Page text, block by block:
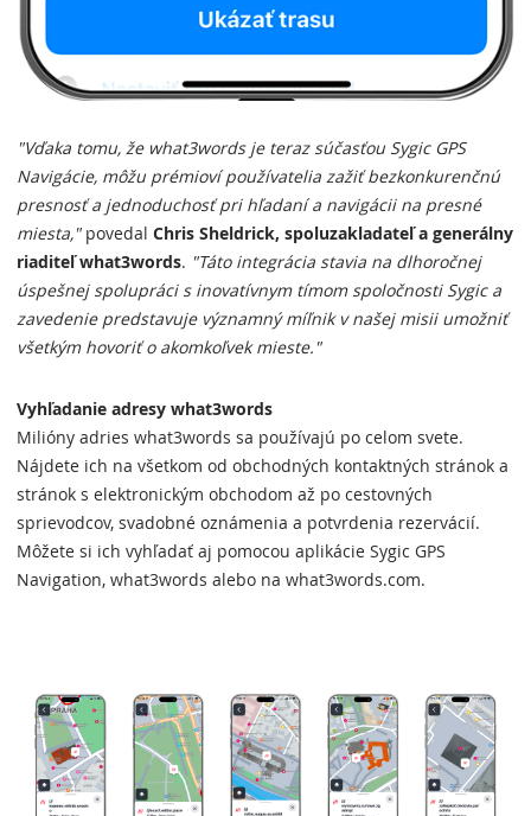
"Vďaka tomu, že what3words je teraz súčasťou Sygic GPS
Navigácie, môžu prémioví používatelia zažiť bezkonkurenčnú
presnosť a jednoduchosť pri hľadaní a navigácii na presné
miesta,"povedal Chris Sheldrick, spoluzakladateľ a generálny
riaditeľ what3words. "Táto integrácia stavia na dlhoročnej
úspešnej spolupráci s inovatívnym tímom spoločnosti Sygic a
zavedenie predstavuje významný míľnik v našej misii umožniť
všetkým hovoriť o akomkoľvek mieste."
Vyhľadanie adresy what3words
Milióny adries what3words sa používajú po celom svete.
Nájdete ich na všetkom od obchodných kontaktných stránok a
stránok s elektronickým obchodom až po cestovných
sprievodcov, svadobné oznámenia a potvrdenia rezervácií.
Môžete si ich vyhľadať aj pomocou aplikácie Sygic GPS
Navigation, what3words alebo na what3words.com.